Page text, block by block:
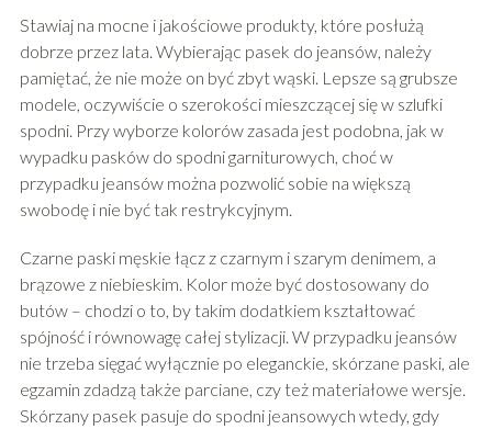
Stawiaj na mocne i jakościowe produkty, które posłużą
dobrze przez lata. Wybierając pasek do jeansów, należy
pamiętać, że nie może on być zbyt wąski. Lepsze są grubsze
modele, oczywiście o szerokości mieszczącej się w szlufki
spodni. Przy wyborze kolorów zasada jest podobna, jak w
wypadku pasków do spodni garniturowych, choć w
przypadku jeansów można pozwolić sobie na większą
swobodę i nie być tak restrykcyjnym.
Czarne paski męskie łącz z czarnym i szarym denimem, a
brązowe z niebieskim. Kolor może być dostosowany do
butów – chodzi o to, by takim dodatkiem kształtować
spójność i równowagę całej stylizacji. W przypadku jeansów
nie trzeba sięgać wyłącznie po eleganckie, skórzane paski, ale
egzamin zdadzą także parciane, czy też materiałowe wersje.
Skórzany pasek pasuje do spodni jeansowych wtedy, gdy